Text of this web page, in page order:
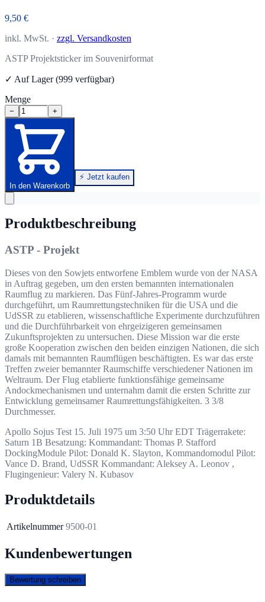
9,50 €
inkl. MwSt. · zzgl. Versandkosten
ASTP Projektsticker im Souvenirformat
✓ Auf Lager (999 verfügbar)
Menge
− +
In den Warenkorb
⚡ Jetzt kaufen
Produktbeschreibung
ASTP - Projekt
Dieses von den Sowjets entworfene Emblem wurde von der NASA
in Auftrag gegeben, um den ersten bemannten internationalen
Raumflug zu markieren. Das Fünf-Jahres-Programm wurde
durchgeführt, um Raumrettungstechniken für die USA und die
UdSSR zu etablieren, wissenschaftliche Experimente durchzuführen
und die Durchführbarkeit von ehrgeizigeren gemeinsamen
Zukunftsprojekten zu untersuchen. Diese Mission war die erste
große Kooperation zwischen den beiden einzigen Nationen, die sich
damals mit bemannten Raumflügen beschäftigten. Es war das erste
Treffen zweier bemannter Raumschiffe verschiedener Nationen im
Weltraum. Der Flug etablierte funktionsfähige gemeinsame
Andockmechanismen und unternahm damit die ersten Schritte zur
Entwicklung gemeinsamer Raumrettungsfähigkeiten. 3 3/8
Durchmesser.
Apollo Sojus Test 15. Juli 1975 um 3:50 Uhr EDT Trägerrakete:
Saturn 1B Besatzung: Kommandant: Thomas P. Stafford
DockingModule Pilot: Donald K. Slayton, Kommandomodul Pilot:
Vance D. Brand, UdSSR Kommandant: Aleksey A. Leonov ,
Flugingenieur: Valery N. Kubasov
Produktdetails
Artikelnummer 9500-01
Kundenbewertungen
Bewertung schreiben